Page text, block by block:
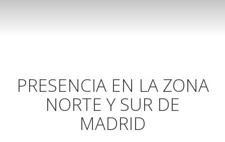
PRESENCIA EN LA ZONA
NORTE Y SUR DE
MADRID